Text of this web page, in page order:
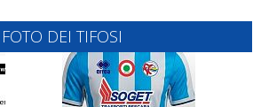
FOTO DEI TIFOSI